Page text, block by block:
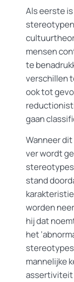
Als eerste
mensen
te
verschillen
ook tot
gaan
Wanneer
ver wordt
stand
worden
hij dat
het
mannelijke
assertiviteit